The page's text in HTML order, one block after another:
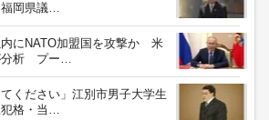
福岡県議…
にNATO加盟国を攻撃か 米
分析 プー…
てください」江別市男子大学生
格・当…